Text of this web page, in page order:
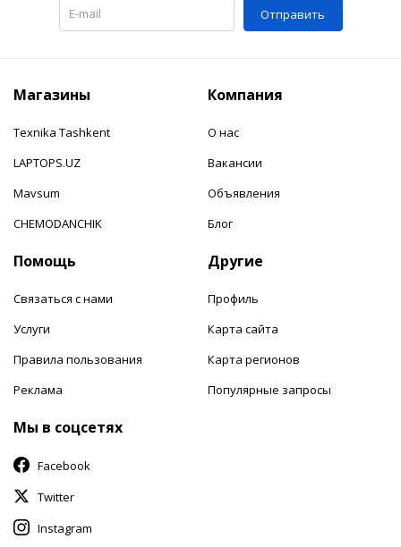
Отправить
Магазины
Texnika Tashkent
LAPTOPS.UZ
Mavsum
CHEMODANCHIK
Компания
О нас
Вакансии
Объявления
Блог
Помощь
Связаться с нами
Услуги
Правила пользования
Реклама
Другие
Профиль
Карта сайта
Карта регионов
Популярные запросы
Мы в соцсетях
Facebook
Twitter
Instagram